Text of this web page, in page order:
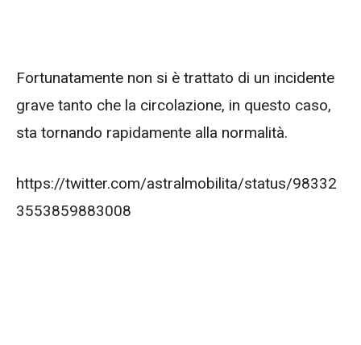
Fortunatamente non si è trattato di un incidente
grave tanto che la circolazione, in questo caso,
sta tornando rapidamente alla normalità.
https://twitter.com/astralmobilita/status/98332
3553859883008